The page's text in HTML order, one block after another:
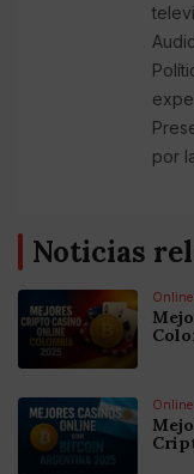
por
Noticias